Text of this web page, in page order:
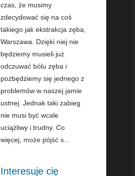
czas, że musimy
zdecydować się na coś
takiego jak ekstrakcja zęba,
Warszawa. Dzięki niej nie
będziemy musieli już
odczuwać bólu zęba i
pozbędziemy się jednego z
problemów w naszej jamie
ustnej. Jednak taki zabieg
nie musi być wcale
uciążliwy i trudny. Co
więcej, może pójść s...
Interesuje cię